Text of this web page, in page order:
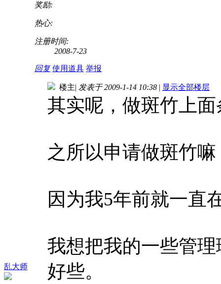
奖励:
热心:
注册时间:
2008-7-23
回复 使用道具 举报
乱大师
楼主| 发表于 2009-1-14 10:38 | 显示全部楼层
其实呢，做斑竹上
之所以申请做斑竹
因为我5年前就一直
我想把我的一些管
好些。